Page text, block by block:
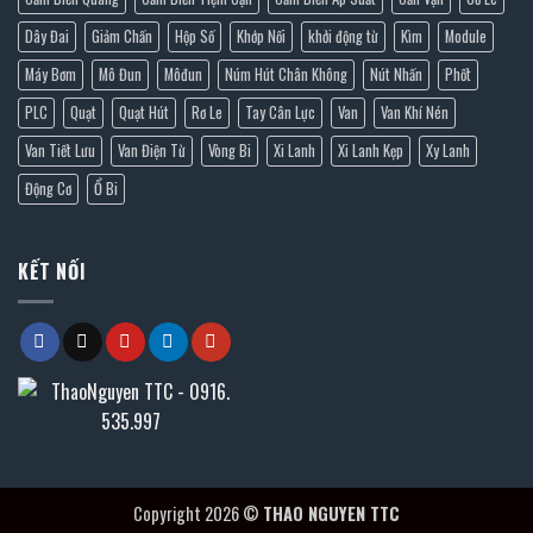
Dây Đai
Giảm Chấn Hộp Số Khớp Nối khởi động từ Kìm
Module
Máy Bơm
Mô Đun Môđun Núm Hút Chân Không Nút Nhấn
Phốt
PLC
Quạt Quạt Hút Rơ Le Tay Cân Lực Van
Van Khí Nén
Van Tiết Lưu
Van Điện Từ Vòng Bi Xi Lanh Xi Lanh Kẹp
Xy Lanh
Động Cơ
Ổ Bi
KẾT NỐI
Copyright 2026 © THAO NGUYEN TTC